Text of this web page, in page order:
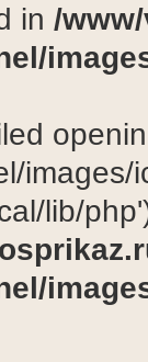
in /
images/
lib/